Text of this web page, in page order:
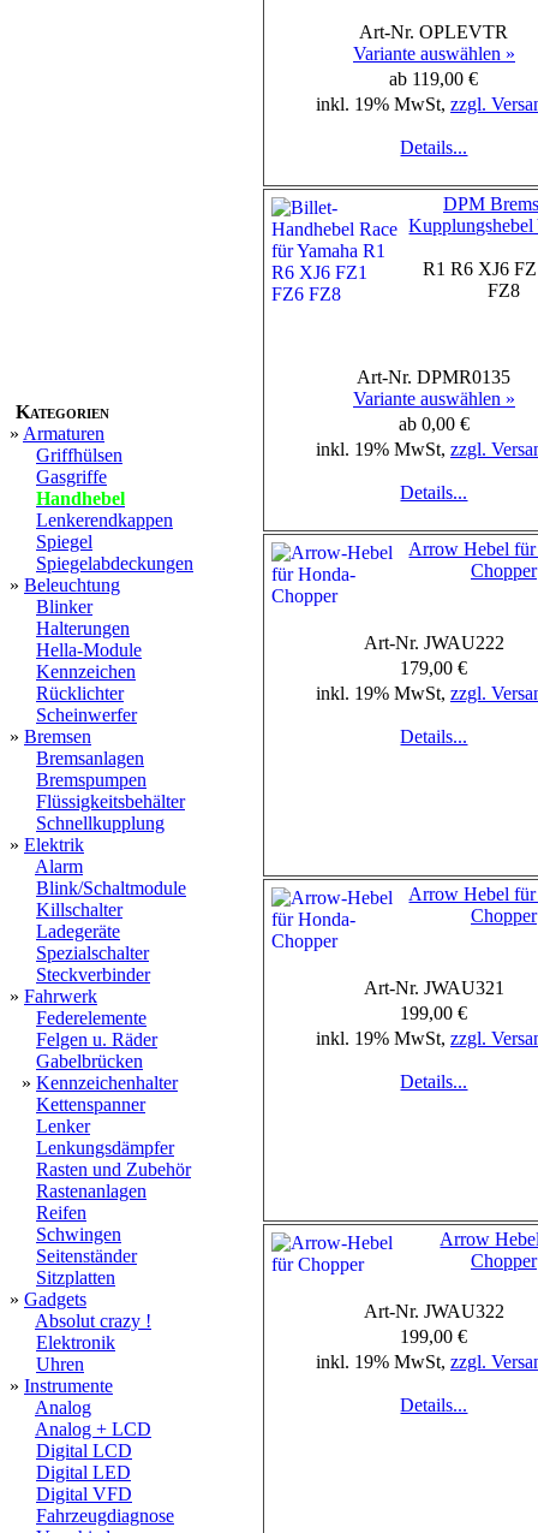
Kategorien
» Armaturen
Griffhülsen
Gasgriffe
Handhebel
Lenkerendkappen
Spiegel
Spiegelabdeckungen
» Beleuchtung
Blinker
Halterungen
Hella-Module
Kennzeichen
Rücklichter
Scheinwerfer
» Bremsen
Bremsanlagen
Bremspumpen
Flüssigkeitsbehälter
Schnellkupplung
» Elektrik
Alarm
Blink/Schaltmodule
Killschalter
Ladegeräte
Spezialschalter
Steckverbinder
» Fahrwerk
Federelemente
Felgen u. Räder
Gabelbrücken
» Kennzeichenhalter
Kettenspanner
Lenker
Lenkungsdämpfer
Rasten und Zubehör
Rastenanlagen
Reifen
Schwingen
Seitenständer
Sitzplatten
» Gadgets
Absolut crazy !
Elektronik
Uhren
» Instrumente
Analog
Analog + LCD
Digital LCD
Digital LED
Digital VFD
Fahrzeugdiagnose
Art-Nr. OPLEVTR
Variante auswählen »
ab 119,00 €
inkl. 19% MwSt, zzgl.
Details...
DPM
Kupplungshebel
R1 R6 XJ6
FZ8
Art-Nr. DPMR0135
Variante auswählen »
ab 0,00 €
inkl. 19% MwSt, zzgl.
Details...
Arrow Hebel
Chopper
Art-Nr. JWAU222
179,00 €
inkl. 19% MwSt, zzgl.
Details...
Arrow Hebel
Chopper
Art-Nr. JWAU321
199,00 €
inkl. 19% MwSt, zzgl.
Details...
Arrow
Chopper
Art-Nr. JWAU322
199,00 €
inkl. 19% MwSt, zzgl.
Details...